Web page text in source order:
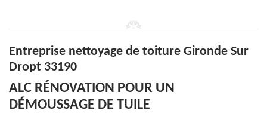
Entreprise nettoyage de toiture Gironde Sur
Dropt 33190
ALC RÉNOVATION POUR UN
DÉMOUSSAGE DE TUILE